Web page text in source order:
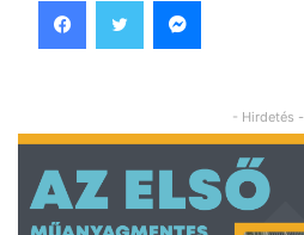
- Hirdetés -